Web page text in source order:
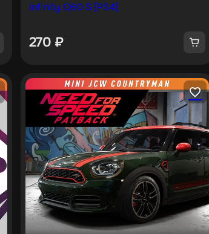
Infinity Q60 S [PS4]
270 ₽